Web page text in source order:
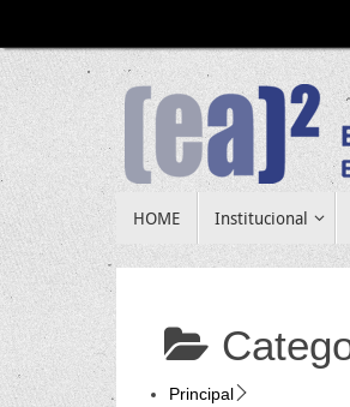
para
conteúdo
para
conteúdo
HOME Institucional
Principal